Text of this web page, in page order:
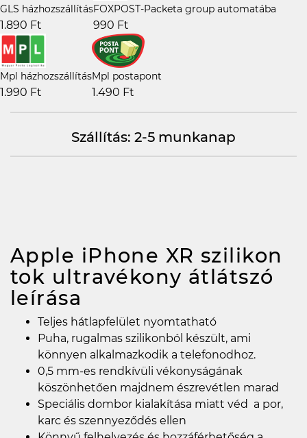
GLS házhozszállítás
1.890 Ft
FOXPOST-Packeta group automatába
990 Ft
Mpl házhozszállítás
1.990 Ft
Mpl postapont
1.490 Ft
Szállítás: 2-5 munkanap
Apple iPhone XR szilikon
tok ultravékony átlátszó
leírása
Teljes hátlapfelület nyomtatható
Puha, rugalmas szilikonból készült, ami
könnyen alkalmazkodik a telefonodhoz.
0,5 mm-es rendkívüli vékonyságának
köszönhetően majdnem észrevétlen marad
Speciális dombor kialakítása miatt véd a por,
karc és szennyeződés ellen